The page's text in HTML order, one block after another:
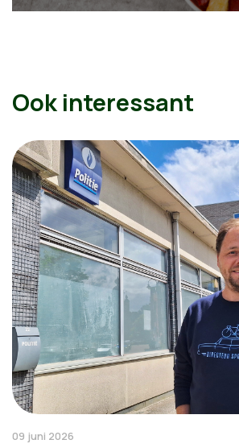
Ook interessant
09 juni 2026